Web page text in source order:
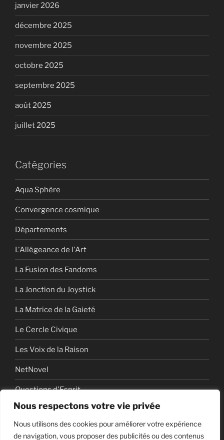
Nous respectons votre vie privée
Nous utilisons des cookies pour améliorer votre expérience
de navigation, vous proposer des publicités ou des contenus
janvier 2026
décembre 2025
novembre 2025
octobre 2025
septembre 2025
août 2025
juillet 2025
Catégories
Aqua Sphère
Convergence cosmique
Départements
L'Allégeance de l'Art
La Fusion des Fandoms
La Jonction du Joystick
La Matrice de la Gaieté
Le Cercle Civique
Les Voix de la Raison
NetNovel
Questions d'Esprit
Série
Série vidéo